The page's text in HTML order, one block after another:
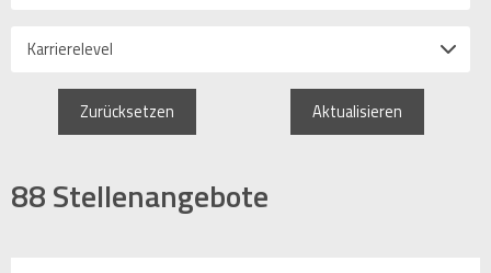
Karrierelevel
Zurücksetzen Aktualisieren
88Stellenangebote